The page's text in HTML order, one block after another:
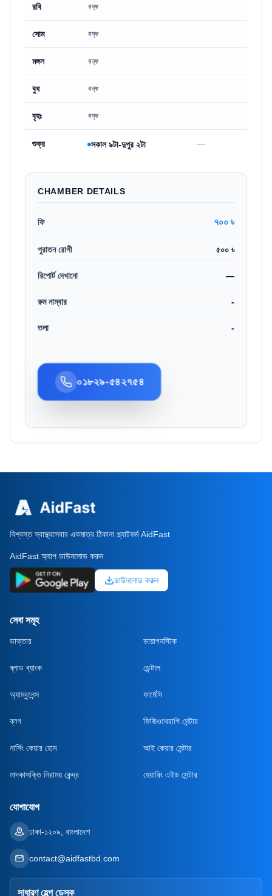
রবি বন্ধ
সোম বন্ধ
মঙ্গল বন্ধ
বুধ বন্ধ
বৃহঃ বন্ধ
শুক্র সকাল ৯টা-দুপুর ২টা —
CHAMBER DETAILS
ফি ৭০০ ৳
পুরাতন রোগী ৫০০ ৳
রিপোর্ট দেখানো —
রুম নাম্বার -
তলা -
০১৮২৯-৫৪২৭৫৪
বিশ্বস্ত স্বাস্থ্যসেবার একমাত্র ঠিকানা প্ল্যাটফর্ম AidFast
AidFast অ্যাপ ডাউনলোড করুন
ডাউনলোড করুন
সেবা সমূহ
ডাক্তার ডায়াগনস্টিক
ব্লাড ব্যাংক ডেন্টাল
অ্যাম্বুলেন্স ফার্মেসি
ব্লগ ফিজিওথেরাপি সেন্টার
নার্সিং কেয়ার হোম আই কেয়ার সেন্টার
মাদকাসক্তি নিরাময় কেন্দ্র হেয়ারিং এইড সেন্টার
যোগাযোগ
ঢাকা-১২০৯, বাংলাদেশ
contact@aidfastbd.com
সাধারণ হেল্প ডেস্ক